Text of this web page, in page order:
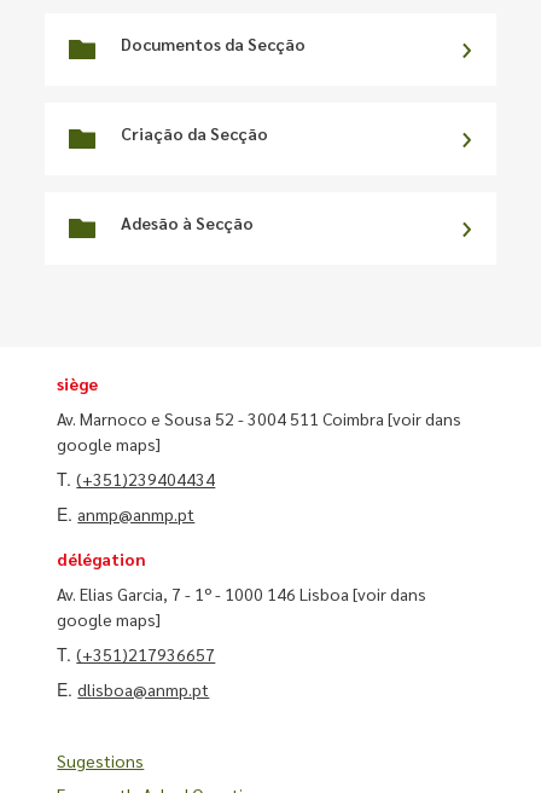
Documentos da Secção
Criação da Secção
Adesão à Secção
siège
Av. Marnoco e Sousa 52 - 3004 511 Coimbra[voir dans
google maps]
T.(+351)239404434
E. anmp@anmp.pt
délégation
Av. Elias Garcia, 7 - 1º - 1000 146 Lisboa[voir dans
google maps]
T.(+351)217936657
E.dlisboa@anmp.pt
Sugestions